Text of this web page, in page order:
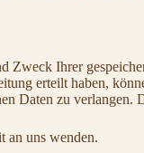
Ihrer
erteilt haben,
Daten zu
an uns wenden.